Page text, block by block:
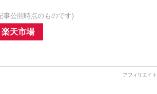
事公開時点のものです)
楽天市場